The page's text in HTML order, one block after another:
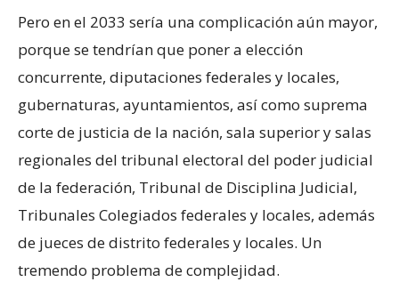
Pero en el 2033 sería una complicación aún mayor,
porque se tendrían que poner a elección
concurrente, diputaciones federales y locales,
gubernaturas, ayuntamientos, así como suprema
corte de justicia de la nación, sala superior y salas
regionales del tribunal electoral del poder judicial
de la federación, Tribunal de Disciplina Judicial,
Tribunales Colegiados federales y locales, además
de jueces de distrito federales y locales. Un
tremendo problema de complejidad.